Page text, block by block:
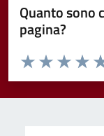
Quanto sono
pagina?
Valuta da 1 a 5 stelle
Valuta 3
Valuta 2
Valuta 1 stelle su